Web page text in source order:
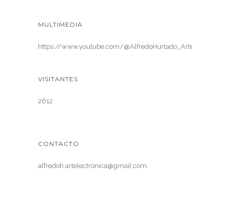
MULTIMEDIA
https://www.youtube.com/@AlfredoHurtado_ArteElectronica
VISITANTES
2612
CONTACTO
alfredoh.artelectronica@gmail.com